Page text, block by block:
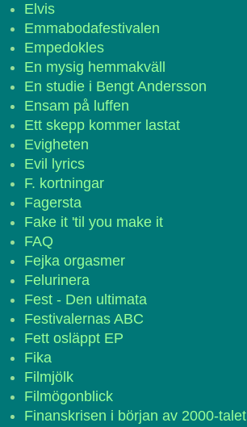
Elvis
Emmabodafestivalen
Empedokles
En mysig hemmakväll
En studie i Bengt Andersson
Ensam på luffen
Ett skepp kommer lastat
Evigheten
Evil lyrics
F. kortningar
Fagersta
Fake it 'til you make it
FAQ
Fejka orgasmer
Felurinera
Fest - Den ultimata
Festivalernas ABC
Fett osläppt EP
Fika
Filmjölk
Filmögonblick
Finanskrisen i början av 2000-talet